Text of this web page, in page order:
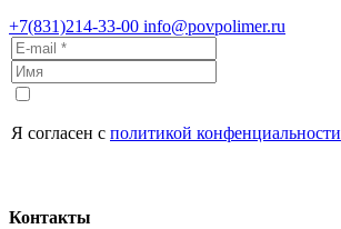
+7(831)214-33-00 info@povpolimer.ru
Я согласен с политикой конфенциальности
Контакты